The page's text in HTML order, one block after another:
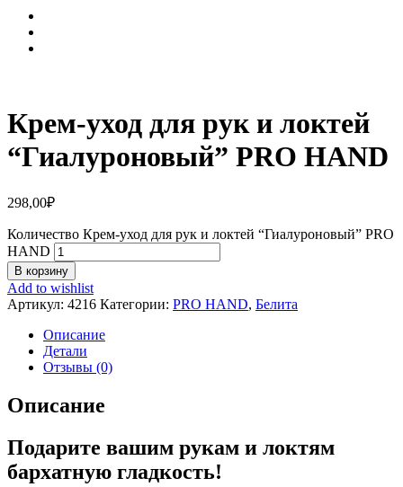
Крем-уход для рук и локтей
“Гиалуроновый” PRO HAND
298,00₽
Количество Крем-уход для рук и локтей “Гиалуроновый” PRO
HAND
В корзину
Add to wishlist
Артикул: 4216 Категории: PRO HAND, Белита
Описание
Детали
Отзывы (0)
Описание
Подарите вашим рукам и локтям
бархатную гладкость!